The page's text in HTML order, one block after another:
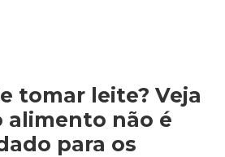
tomar leite? Veja
alimento não é
para os